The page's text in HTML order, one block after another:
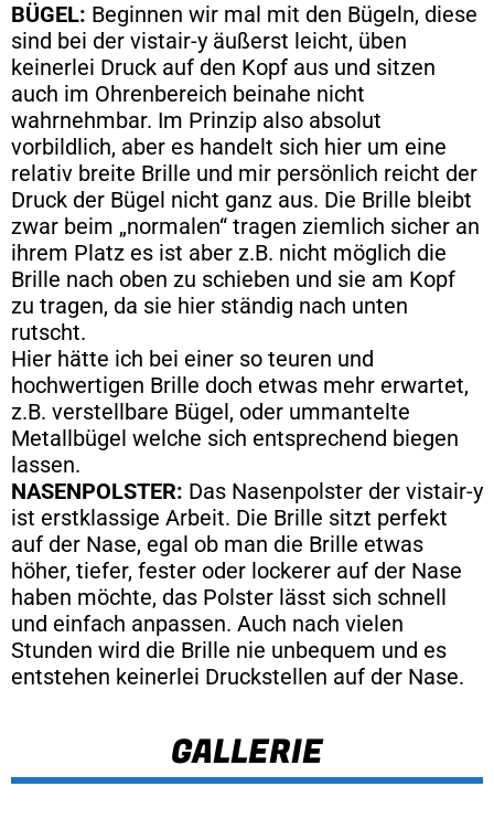
BÜGEL: Beginnen wir mal mit den Bügeln, diese
sind bei der vistair-y äußerst leicht, üben
keinerlei Druck auf den Kopf aus und sitzen
auch im Ohrenbereich beinahe nicht
wahrnehmbar. Im Prinzip also absolut
vorbildlich, aber es handelt sich hier um eine
relativ breite Brille und mir persönlich reicht der
Druck der Bügel nicht ganz aus. Die Brille bleibt
zwar beim „normalen“ tragen ziemlich sicher an
ihrem Platz es ist aber z.B. nicht möglich die
Brille nach oben zu schieben und sie am Kopf
zu tragen, da sie hier ständig nach unten
rutscht.
Hier hätte ich bei einer so teuren und
hochwertigen Brille doch etwas mehr erwartet,
z.B. verstellbare Bügel, oder ummantelte
Metallbügel welche sich entsprechend biegen
lassen.
NASENPOLSTER: Das Nasenpolster der vistair-y
ist erstklassige Arbeit. Die Brille sitzt perfekt
auf der Nase, egal ob man die Brille etwas
höher, tiefer, fester oder lockerer auf der Nase
haben möchte, das Polster lässt sich schnell
und einfach anpassen. Auch nach vielen
Stunden wird die Brille nie unbequem und es
entstehen keinerlei Druckstellen auf der Nase.
GALLERIE